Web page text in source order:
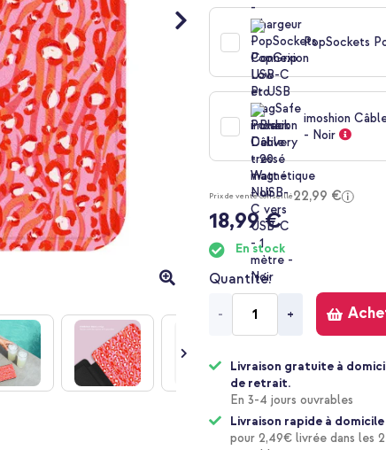
PopSockets
imoshion
- Noir
Prix de vente conseillé22,99 €
18,99 €
En stock
Quantité
- +
Livraison gratuite à
de retrait.
En 3-4 jours ouvrables
Livraison rapide à domicile
pour 2,49€ livrée dans les